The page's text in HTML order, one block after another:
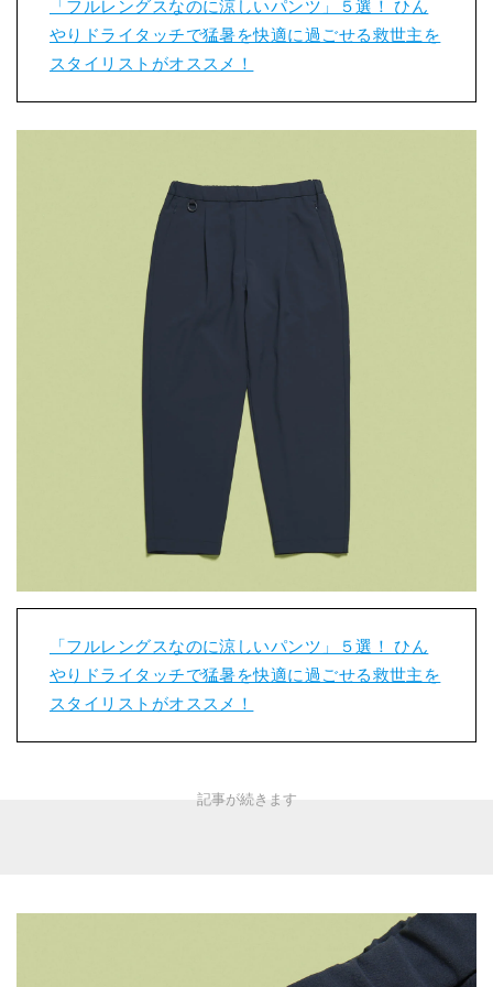
「フルレングスなのに涼しいパンツ」５選！ ひん
やりドライタッチで猛暑を快適に過ごせる救世主を
スタイリストがオススメ！
「フルレングスなのに涼しいパンツ」５選！ ひん
やりドライタッチで猛暑を快適に過ごせる救世主を
スタイリストがオススメ！